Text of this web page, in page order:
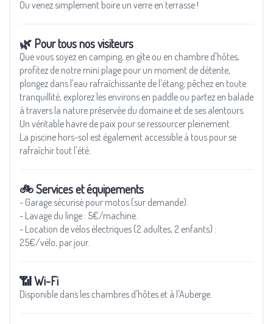
Ou venez simplement boire un verre en terrasse !
🌿 Pour tous nos visiteurs
Que vous soyez en camping, en gîte ou en chambre d'hôtes,
profitez de notre mini plage pour un moment de détente,
plongez dans l'eau rafraîchissante de l'étang, pêchez en toute
tranquillité, explorez les environs en paddle ou partez en balade
à travers la nature préservée du domaine et de ses alentours.
Un véritable havre de paix pour se ressourcer pleinement.
La piscine hors-sol est également accessible à tous pour se
rafraîchir tout l'été.
🚲 Services et équipements
- Garage sécurisé pour motos (sur demande).
- Lavage du linge : 5€/machine.
- Location de vélos électriques (2 adultes, 2 enfants) :
25€/vélo, par jour.
📶 Wi-Fi
Disponible dans les chambres d'hôtes et à l'Auberge.